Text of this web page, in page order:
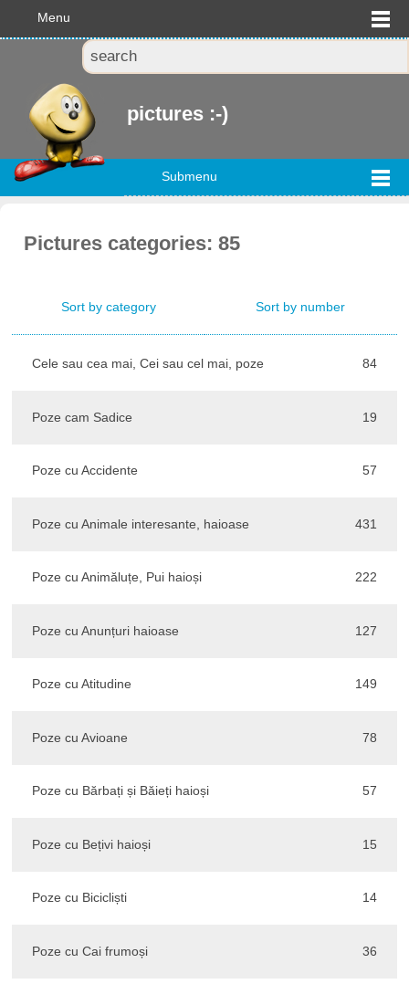
Menu
pictures :-)
Submenu
Pictures categories: 85
Sort by category Sort by number
Cele sau cea mai, Cei sau cel mai, poze 84
Poze cam Sadice 19
Poze cu Accidente 57
Poze cu Animale interesante, haioase 431
Poze cu Animăluțe, Pui haioși 222
Poze cu Anunțuri haioase 127
Poze cu Atitudine 149
Poze cu Avioane 78
Poze cu Bărbați și Băieți haioși 57
Poze cu Bețivi haioși 15
Poze cu Bicicliști 14
Poze cu Cai frumoși 36